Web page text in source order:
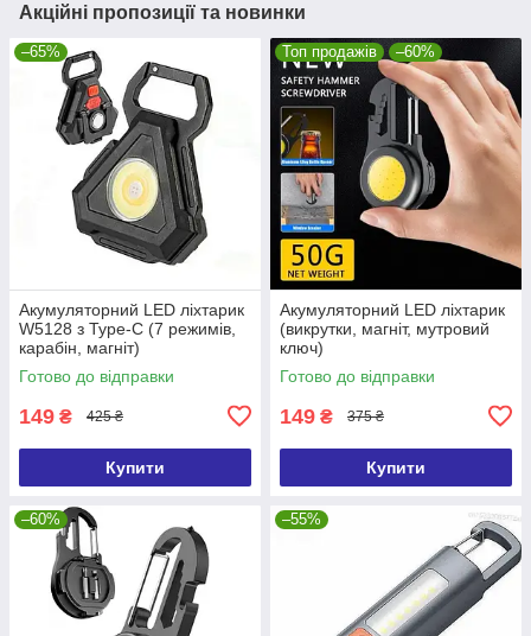
Акційні пропозиції та новинки
–65%
Акумуляторний LED ліхтарик
W5128 з Type-C (7 режимів,
карабін, магніт)
Готово до відправки
149 ₴ 425 ₴
Купити
Топ продажів –60%
Акумуляторний LED ліхтарик
(викрутки, магніт, мутровий
ключ)
Готово до відправки
149 ₴ 375 ₴
Купити
–60% –55%